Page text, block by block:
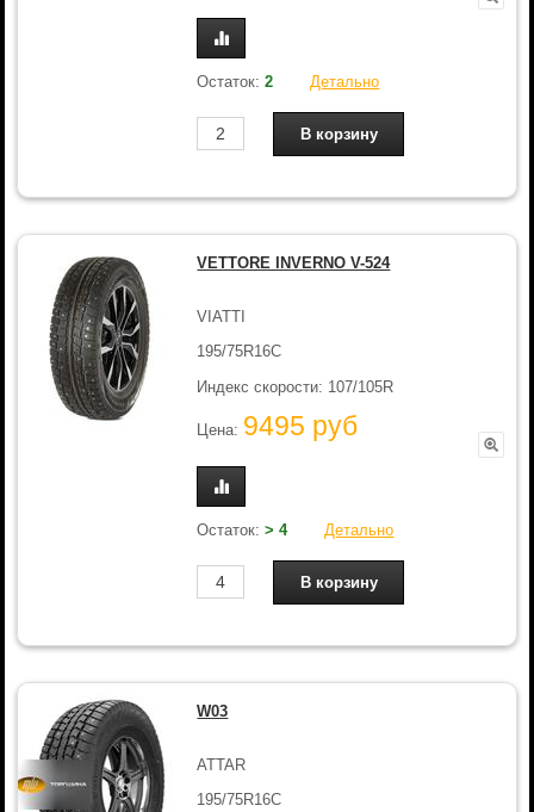
Остаток:2 Детально
VETTORE INVERNO V-524
VIATTI
195/75R16C
Индекс скорости: 107/105R
Цена: 9495 руб
Остаток:> 4 Детально
W03
ATTAR
195/75R16C